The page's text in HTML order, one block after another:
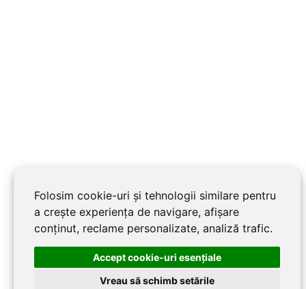
Folosim cookie-uri și tehnologii similare pentru
a crește experiența de navigare, afișare
conținut, reclame personalizate, analiză trafic.
Accept cookie-uri esenţiale
Vreau să schimb setările